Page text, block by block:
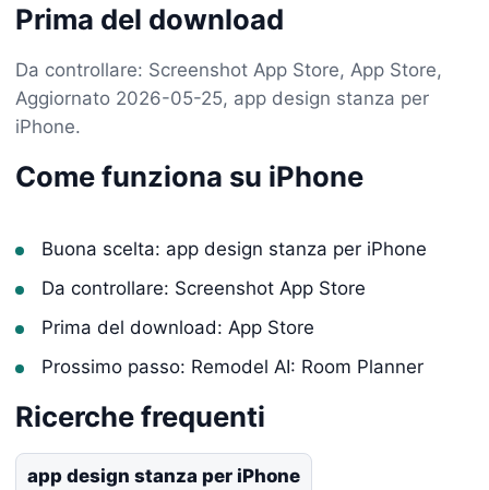
Prima del download
Da controllare: Screenshot App Store, App Store,
Aggiornato 2026-05-25, app design stanza per
iPhone.
Come funziona su iPhone
Buona scelta: app design stanza per iPhone
Da controllare: Screenshot App Store
Prima del download: App Store
Prossimo passo: Remodel AI: Room Planner
Ricerche frequenti
app design stanza per iPhone